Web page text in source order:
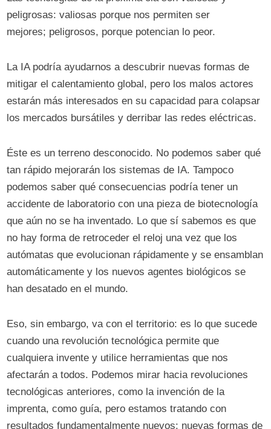
peligrosas: valiosas porque nos permiten ser
mejores; peligrosos, porque potencian lo peor.
La IA podría ayudarnos a descubrir nuevas formas de
mitigar el calentamiento global, pero los malos actores
estarán más interesados ​​en su capacidad para colapsar
los mercados bursátiles y derribar las redes eléctricas.
Éste es un terreno desconocido. No podemos saber qué
tan rápido mejorarán los sistemas de IA. Tampoco
podemos saber qué consecuencias podría tener un
accidente de laboratorio con una pieza de biotecnología
que aún no se ha inventado. Lo que sí sabemos es que
no hay forma de retroceder el reloj una vez que los
autómatas que evolucionan rápidamente y se ensamblan
automáticamente y los nuevos agentes biológicos se
han desatado en el mundo.
Eso, sin embargo, va con el territorio: es lo que sucede
cuando una revolución tecnológica permite que
cualquiera invente y utilice herramientas que nos
afectarán a todos. Podemos mirar hacia revoluciones
tecnológicas anteriores, como la invención de la
imprenta, como guía, pero estamos tratando con
resultados fundamentalmente nuevos: nuevas formas de